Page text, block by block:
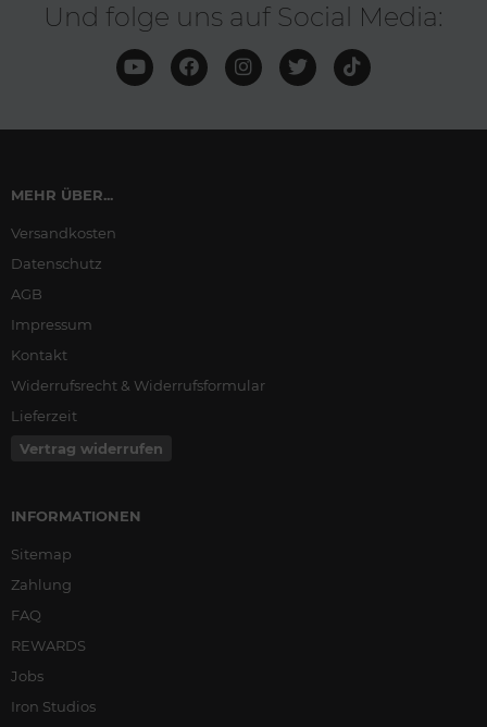
Und folge uns auf Social Media:
MEHR ÜBER...
Versandkosten
Datenschutz
AGB
Impressum
Kontakt
Widerrufsrecht & Widerrufsformular
Lieferzeit
Vertrag widerrufen
INFORMATIONEN
Sitemap
Zahlung
FAQ
REWARDS
Jobs
Iron Studios